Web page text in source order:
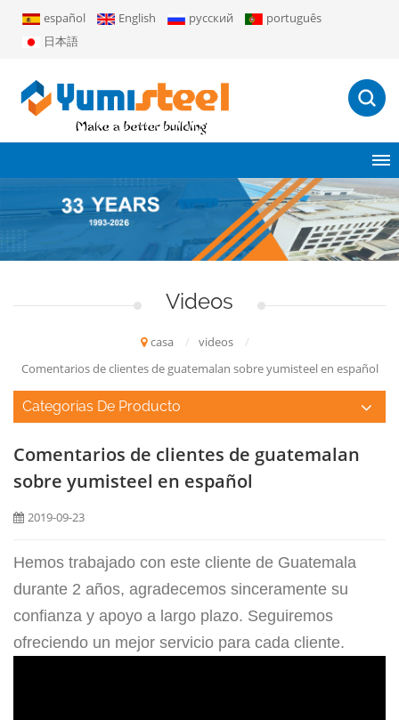
español English русский
português
日本語
Videos
casa / videos
/
Comentarios de clientes de guatemalan sobre yumisteel en español
Categorías De Producto
Comentarios de clientes de guatemalan
sobre yumisteel en español
2019-09-23
Hemos trabajado con este cliente de Guatemala
durante 2 años, agradecemos sinceramente su
confianza y apoyo a largo plazo. Seguiremos
ofreciendo un mejor servicio para cada cliente.